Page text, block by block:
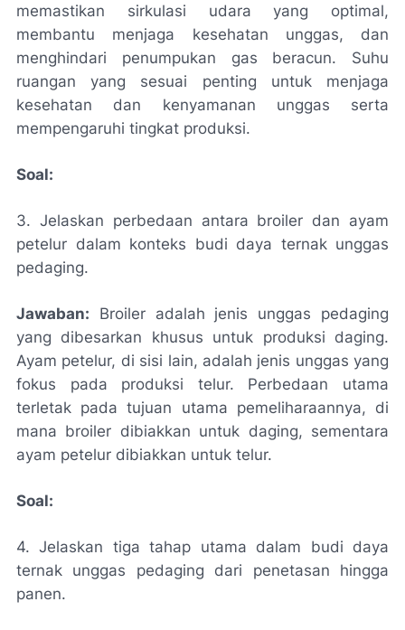
memastikan sirkulasi udara yang optimal,
membantu menjaga kesehatan unggas, dan
menghindari penumpukan gas beracun. Suhu
ruangan yang sesuai penting untuk menjaga
kesehatan dan kenyamanan unggas serta
mempengaruhi tingkat produksi.
Soal:
3. Jelaskan perbedaan antara broiler dan ayam
petelur dalam konteks budi daya ternak unggas
pedaging.
Jawaban: Broiler adalah jenis unggas pedaging
yang dibesarkan khusus untuk produksi daging.
Ayam petelur, di sisi lain, adalah jenis unggas yang
fokus pada produksi telur. Perbedaan utama
terletak pada tujuan utama pemeliharaannya, di
mana broiler dibiakkan untuk daging, sementara
ayam petelur dibiakkan untuk telur.
Soal:
4. Jelaskan tiga tahap utama dalam budi daya
ternak unggas pedaging dari penetasan hingga
panen.